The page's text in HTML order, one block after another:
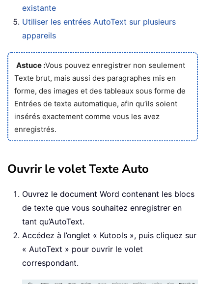
existante
Utiliser les entrées AutoText sur plusieurs
appareils
Astuce :Vous pouvez enregistrer non seulement
Texte brut, mais aussi des paragraphes mis en
forme, des images et des tableaux sous forme de
Entrées de texte automatique, afin qu’ils soient
insérés exactement comme vous les avez
enregistrés.
Ouvrir le volet Texte Auto
Ouvrez le document Word contenant les blocs
de texte que vous souhaitez enregistrer en
tant qu’AutoText.
Accédez à l’onglet « Kutools », puis cliquez sur
« AutoText » pour ouvrir le volet
correspondant.